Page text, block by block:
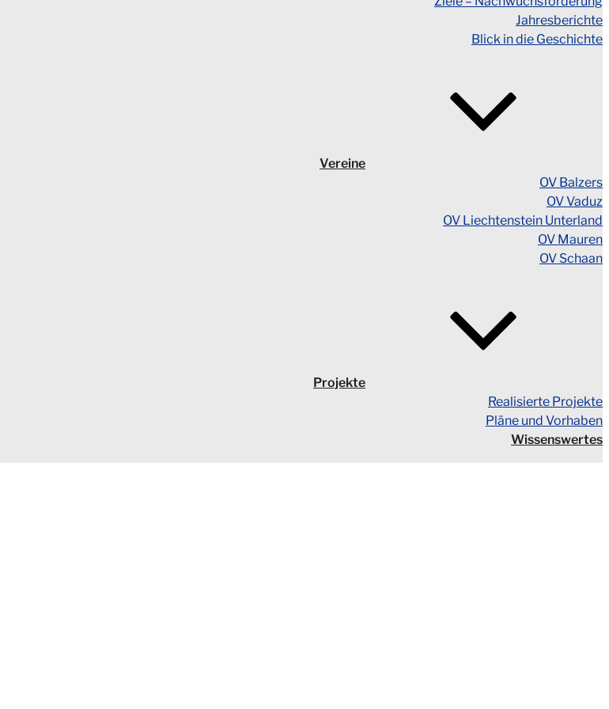
Jahresberichte
Blick in die Geschichte
Vereine
OV Balzers
OV Vaduz
OV Liechtenstein Unterland
OV Mauren
OV Schaan
Projekte
Realisierte Projekte
Pläne und Vorhaben
Wissenswertes